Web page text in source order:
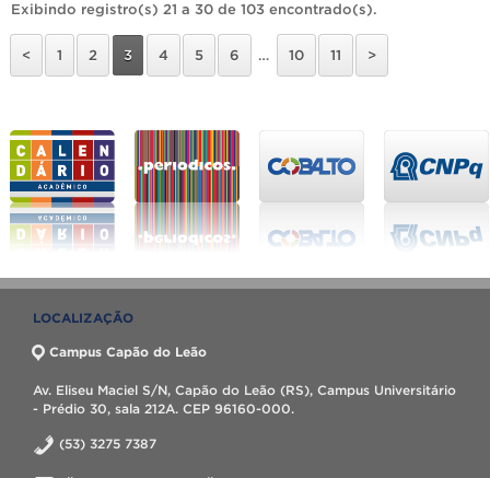
Exibindo registro(s) 21 a 30 de 103 encontrado(s).
< 1 2 3 4 5 6 … 10 11 >
LOCALIZAÇÃO
Campus Capão do Leão
Av. Eliseu Maciel S/N, Capão do Leão (RS), Campus Universitário
- Prédio 30, sala 212A. CEP 96160-000.
(53) 3275 7387